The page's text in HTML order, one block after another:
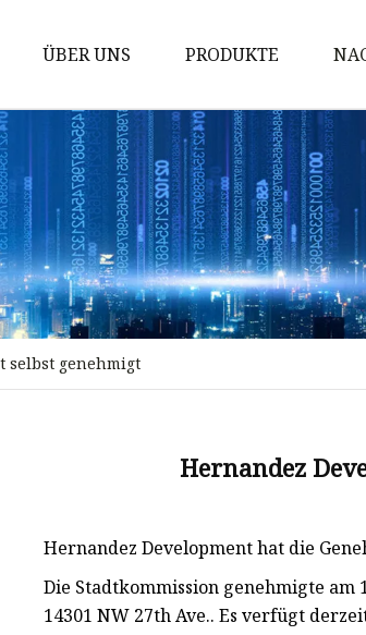
ÜBER UNS PRODUKTE
Leichte
Mongolische Jurte
Lagerhaus
Erweiterbares
Containerhaus
Flat-Pack-
Winziges Haus
selbst genehmigt
Hernandez
Hernandez Development hat die
Die Stadtkommission genehmigte
14301 NW 27th Ave.. Es verfügt